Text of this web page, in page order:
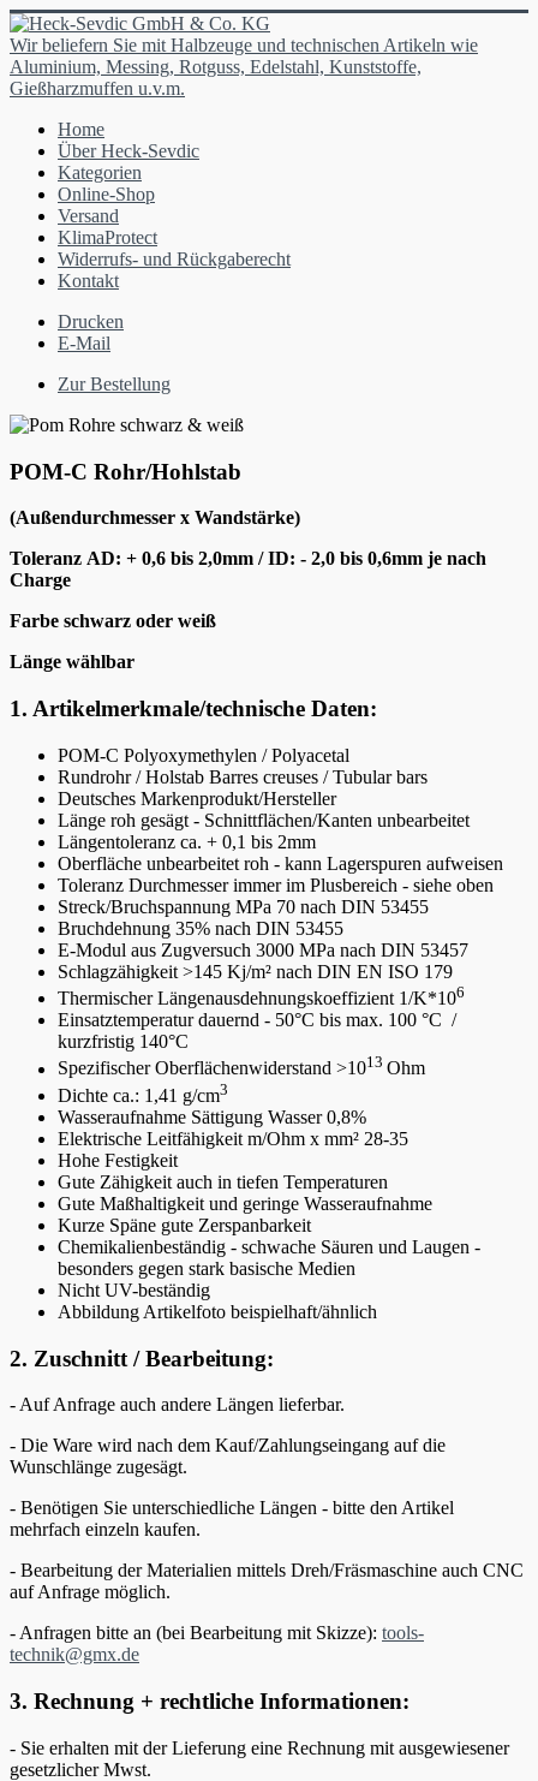
Wir beliefern Sie mit Halbzeuge und technischen Artikeln wie
Aluminium, Messing, Rotguss, Edelstahl, Kunststoffe,
Gießharzmuffen u.v.m.
Home
Über Heck-Sevdic
Kategorien
Online-Shop
Versand
KlimaProtect
Widerrufs- und Rückgaberecht
Kontakt
Drucken
E-Mail
Zur Bestellung
POM-C Rohr/Hohlstab
(Außendurchmesser x Wandstärke)
Toleranz AD: + 0,6 bis 2,0mm / ID: - 2,0 bis 0,6mm je nach
Charge
Farbe schwarz oder weiß
Länge wählbar
1. Artikelmerkmale/technische Daten:
POM-C Polyoxymethylen / Polyacetal
Rundrohr / Holstab Barres creuses / Tubular bars
Deutsches Markenprodukt/Hersteller
Länge roh gesägt - Schnittflächen/Kanten unbearbeitet
Längentoleranz ca. + 0,1 bis 2mm
Oberfläche unbearbeitet roh - kann Lagerspuren aufweisen
Toleranz Durchmesser immer im Plusbereich - siehe oben
Streck/Bruchspannung MPa 70 nach DIN 53455
Bruchdehnung 35% nach DIN 53455
E-Modul aus Zugversuch 3000 MPa nach DIN 53457
Schlagzähigkeit >145 Kj/m² nach DIN EN ISO 179
Thermischer Längenausdehnungskoeffizient 1/K*106
Einsatztemperatur dauernd - 50°C bis max. 100 °C /
kurzfristig 140°C
Spezifischer Oberflächenwiderstand >1013 Ohm
Dichte ca.: 1,41 g/cm3
Wasseraufnahme Sättigung Wasser 0,8%
Elektrische Leitfähigkeit m/Ohm x mm² 28-35
Hohe Festigkeit
Gute Zähigkeit auch in tiefen Temperaturen
Gute Maßhaltigkeit und geringe Wasseraufnahme
Kurze Späne gute Zerspanbarkeit
Chemikalienbeständig - schwache Säuren und Laugen -
besonders gegen stark basische Medien
Nicht UV-beständig
Abbildung Artikelfoto beispielhaft/ähnlich
2. Zuschnitt / Bearbeitung:
- Auf Anfrage auch andere Längen lieferbar.
- Die Ware wird nach dem Kauf/Zahlungseingang auf die
Wunschlänge zugesägt.
- Benötigen Sie unterschiedliche Längen - bitte den Artikel
mehrfach einzeln kaufen.
- Bearbeitung der Materialien mittels Dreh/Fräsmaschine auch CNC
auf Anfrage möglich.
- Anfragen bitte an (bei Bearbeitung mit Skizze): tools-
technik@gmx.de
3. Rechnung + rechtliche Informationen:
- Sie erhalten mit der Lieferung eine Rechnung mit ausgewiesener
gesetzlicher Mwst.